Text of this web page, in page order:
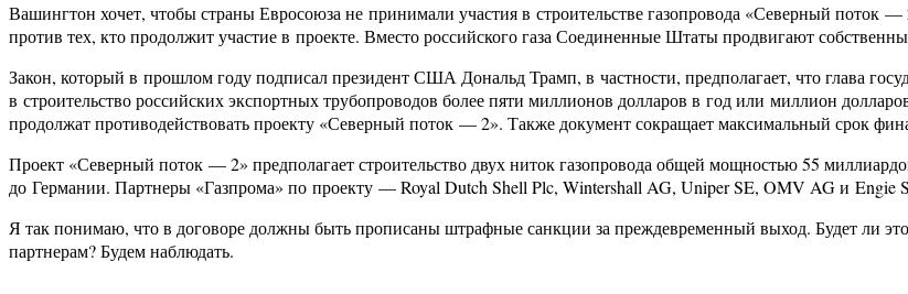
Вашингтон хочет, чтобы страны Евросоюза не принимали участия в строительстве газопровода «Северный
против тех, кто продолжит участие в проекте. Вместо российского газа Соединенные Штаты продвигают
Закон, который в прошлом году подписал президент США Дональд Трамп, в частности, предполагает, что глава
в строительство российских экспортных трубопроводов более пяти миллионов долларов в год или миллион
продолжат противодействовать проекту «Северный поток — 2». Также документ сокращает максимальный срок
Проект «Северный поток — 2» предполагает строительство двух ниток газопровода общей мощностью 55
до Германии. Партнеры «Газпрома» по проекту — Royal Dutch Shell Plc, Wintershall AG, Uniper SE, OMV AG и Engie
Я так понимаю, что в договоре должны быть прописаны штрафные санкции за преждевременный выход. Будет ли
партнерам? Будем наблюдать.